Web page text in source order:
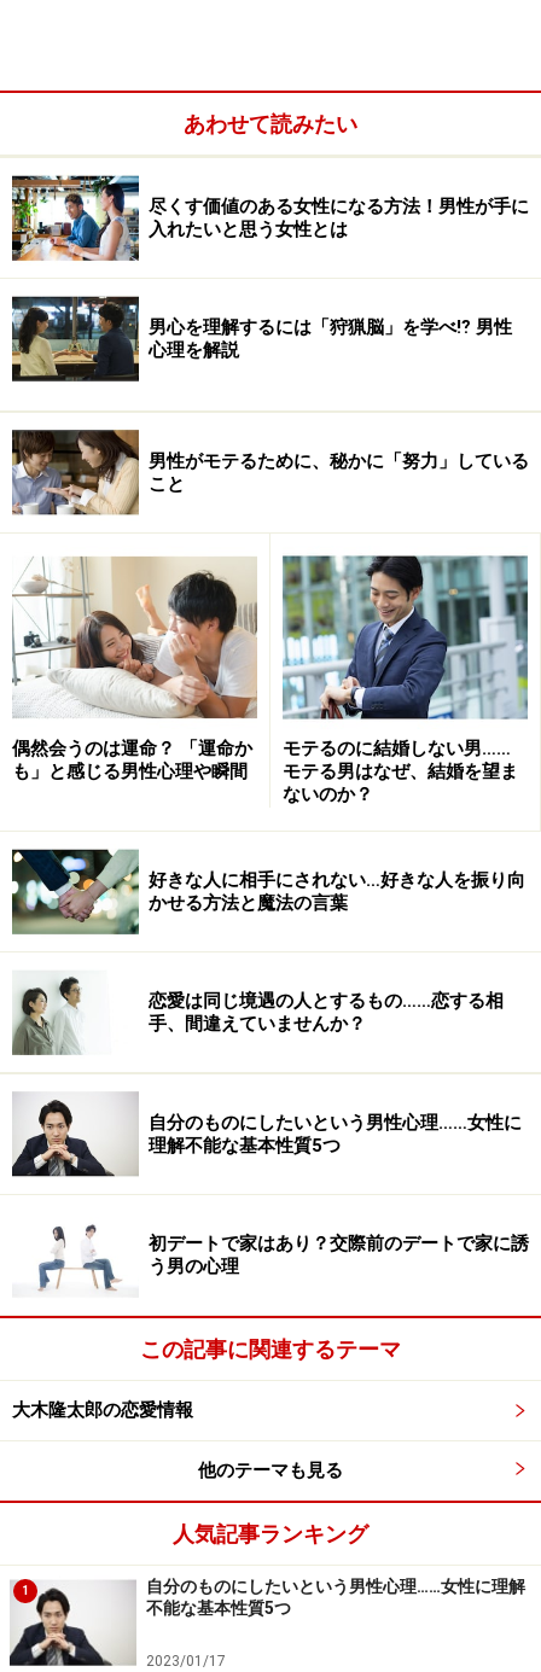
したそうですから、今やゲームやアニメは一般的な趣味
として受け入られる分野なのです。実際、恋活の場でも
趣味の延長から恋が生まれるケースが増えています
ら、趣味こそがあなたの個性や魅力の1つになり、好き
な人の心を惹きつける武器にもなりうるのです。
「モンハン」から生まれた恋
最もカップルが生まれやすい趣味コン？
ガイドの知人に「モンハン」が縁で結婚に至ったカップ
ルがいます。知人は都内にあるリアル集会所（「モンハ
ン」は一人でもプレイできますが複数でプレイする方が
楽しいため、オフ会のような形で集まれる場所がありま
す）に通うほどの「モンハン」ファンでしたが、そこで
は良い縁に恵まれなかったようです。
しかし少し足を伸ばし、「モンハン」を街おこしの一環
で取り入れている長野県渋温泉の“モンハン渋の里”へ遊
びに行ったところ、
この“モンハン渋の里”にはリアル集会所があり、今年の
夏まで一年中、みんなで“狩り”が楽しめるそうです。2人
は遠距離恋愛ながらも、この“モンハン渋の里”で定期的
に会い一緒に狩りをして愛を深めたと言います。
もちろん結婚式はウェディングドレス、タキシードでな
く“モンハン装備”にて夫婦揃って入場（笑）。ウェディ
ングケーキも引き出物も「モンハン」と、何から何まで
「モンハン」尽くしの披露宴を行っていました。新郎新
婦がゲーム好きということもありますが、彼らの周りに
で結婚したカップルが3組もいるそうです
。
※記事内容は執筆時点のものです。最新の内容をご確認くださ
い。
1/2
あわせて読みたい
尽くす価値のある女性になる方法！男性が手に
入れたいと思う女性とは
男心を理解するには「狩猟脳」を学べ⁉ 男性
心理を解説
男性がモテるために、秘かに「努力」している
こと
偶然会うのは運命？ 「運命か
も」と感じる男性心理や瞬間
モテるのに結婚しない男……
モテる男はなぜ、結婚を望ま
ないのか？
好きな人に相手にされない…好きな人を振り向
かせる方法と魔法の言葉
恋愛は同じ境遇の人とするもの……恋する相
手、間違えていませんか？
自分のものにしたいという男性心理……女性に
理解不能な基本性質5つ
初デートで家はあり？交際前のデートで家に誘
う男の心理
この記事に関連するテーマ
大木隆太郎の恋愛情報
他のテーマも見る
人気記事ランキング
1
自分のものにしたいという男性心理……女性に理解
不能な基本性質5つ
2023/01/17